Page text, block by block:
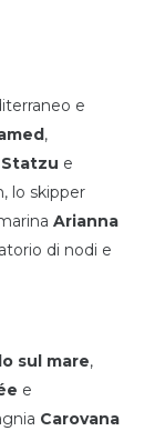
e
,
Statzu e
lo skipper
Arianna
di nodi e
sul mare,
e
Carovana